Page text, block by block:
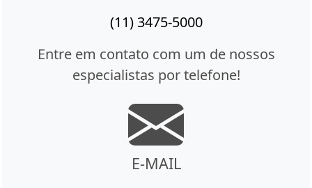
(11) 3475-5000
Entre em contato com um de nossos
especialistas por telefone!
E-MAIL